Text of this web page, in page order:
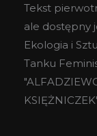
Tekst
ale dostępny
Ekologia i
Tanku